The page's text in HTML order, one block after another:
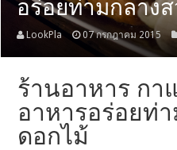
อร่อยท่ามกลาง
LookPla 07 กรกฎาคม 2015
ร้านอาหาร กา
อาหารอร่อยท่
ดอกไม้